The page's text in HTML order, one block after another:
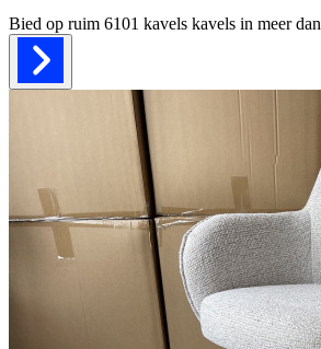
Bied op ruim 6101 kavels kavels in meer dan